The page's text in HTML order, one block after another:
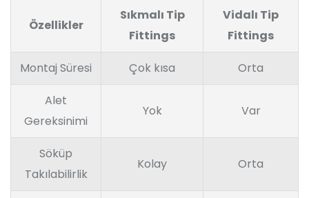
Özellikler
Sıkmalı Tip
Fittings
Vidalı Tip
Fittings
Montaj Süresi Çok kısa Orta
Alet
Gereksinimi
Yok Var
Söküp
Takılabilirlik
Kolay Orta